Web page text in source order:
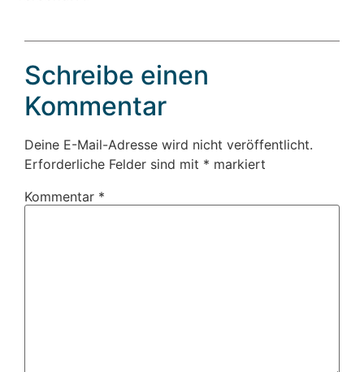
Schreibe einen
Kommentar
Deine E-Mail-Adresse wird nicht veröffentlicht.
Erforderliche Felder sind mit * markiert
Kommentar *